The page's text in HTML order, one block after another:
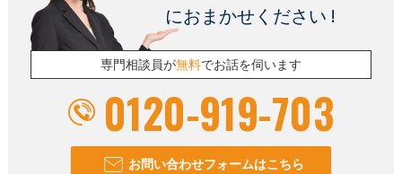
におまかせください !
専門相談員が無料でお話を伺います
0120-919-703
お問い合わせフォームはこちら